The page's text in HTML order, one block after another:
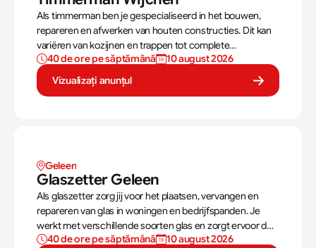
Als timmerman ben je gespecialiseerd in het bouwen,
repareren en afwerken van houten constructies. Dit kan
variëren van kozijnen en trappen tot complete
dakconstructies en gevels. Aan de hand van
bouwtekeningen zorg jij ervoor dat een constructie zowel
stevig als netjes is afgewerkt.
40 de ore pe săptămână
10 august 2026
Vizualizați anunțul
Geleen
Glaszetter Geleen
Als glaszetter zorg jij voor het plaatsen, vervangen en
repareren van glas in woningen en bedrijfspanden. Je
werkt met verschillende soorten glas en zorgt ervoor dat
ramen en kozijnen veilig, netjes en goed afgewerkt
40 de ore pe săptămână
10 august 2026